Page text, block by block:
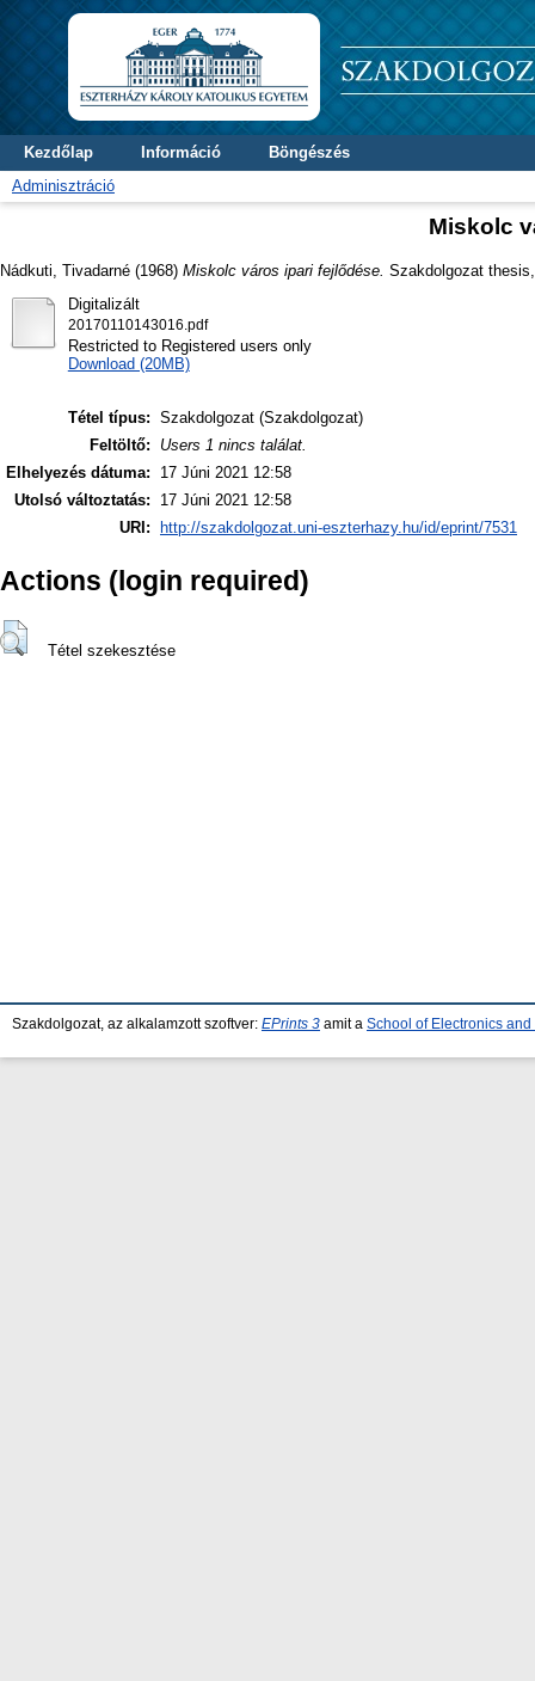
Kezdőlap Információ
Böngészés
Adminisztráció
Miskolc
Nádkuti, Tivadarné (1968) Miskolc város ipari fejlődése. Szakdolgozat
Digitalizált
20170110143016.pdf
Restricted to Registered users only
Download (20MB)
Tétel típus: Szakdolgozat (Szakdolgozat)
Feltöltő:
Users 1 nincs találat.
Elhelyezés dátuma:
17 Júni 2021 12:58
Utolsó változtatás:
17 Júni 2021 12:58
URI:
http://szakdolgozat.uni-eszterhazy.hu/id/eprint/7531
Actions (login required)
Tétel szekesztése
Szakdolgozat, az alkalamzott szoftver: EPrints 3 amit a School of Electronics